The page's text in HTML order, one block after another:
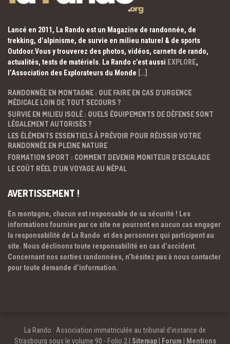
Lancé en 2011, La Rando est un Magazine de randonnée, de
trekking, d’alpinisme, de survie en milieu naturel & de sports
Outdoor.Vous y trouverez des photos, vidéos, carnets de rando,
actualités, tests de matériels. La Rando c’est aussi EXPLORE,
l’Association des Explorateurs du Monde […]
RANDONNÉE EN MONTAGNE : QUE FAIRE EN CAS D’URGENCE
MÉDICALE LOIN DE TOUT SECOURS ?
SURVIE EN MILIEU ISOLÉ : QUELS ÉQUIPEMENTS DE DÉFENSE SONT
LÉGALEMENT AUTORISÉS ?
LES ÉLÉMENTS ESSENTIELS À PRÉVOIR POUR RÉUSSIR VOTRE
RANDONNÉE EN PLEINE NATURE
FORMATION SPORT : COMMENT DEVENIR MONITEUR D’ESCALADE
LE COÛT RÉEL D’UN VOYAGE AU NÉPAL
AVERTISSEMENT !
En montagne, chacun est responsable de sa sécurité ! Les
informations fournies par ce site ne pourront en aucun cas engager
la responsabilité de La Rando et des personnes qui participent au
site. Nous déclinons toute responsabilité en cas d’accident.
Concernant nos sorties randonnées, n’hésitez pas à nous contacter
pour toute demande d’information.
La Rando : Association immatriculée au tribunal d’instance de
Strasbourg sous le volume 90 - Folio 2 | Sitemap| Forum Mentions